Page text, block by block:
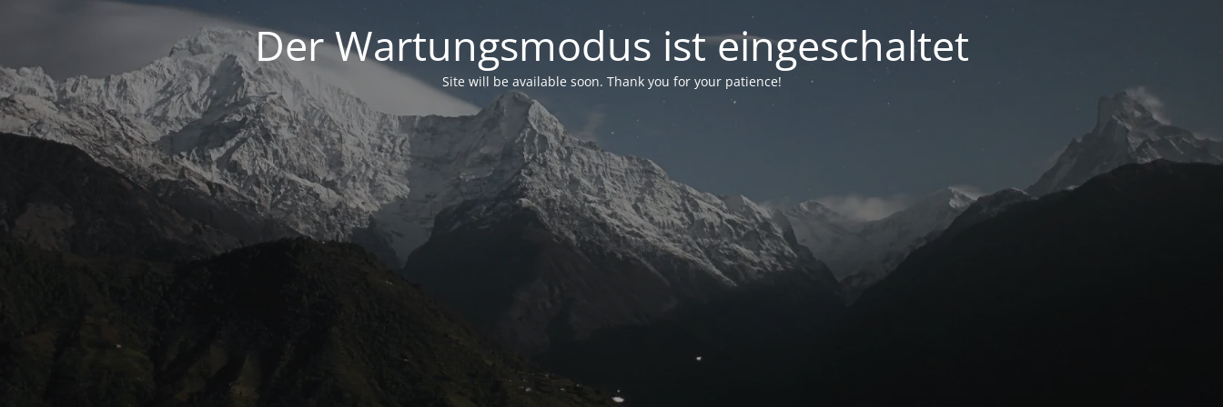
Der Wartungsmodus ist eingeschaltet
Site will be available soon. Thank you for your patience!